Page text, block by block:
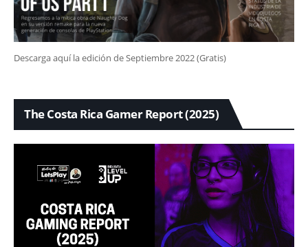
Descarga aquí la edición de Septiembre 2022 (Gratis)
The Costa Rica Gamer Report (2025)